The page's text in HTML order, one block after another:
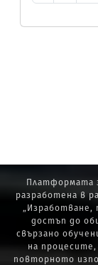
Платформата
разработена в
„Изработване,
достъп до
свързано
на
повторното